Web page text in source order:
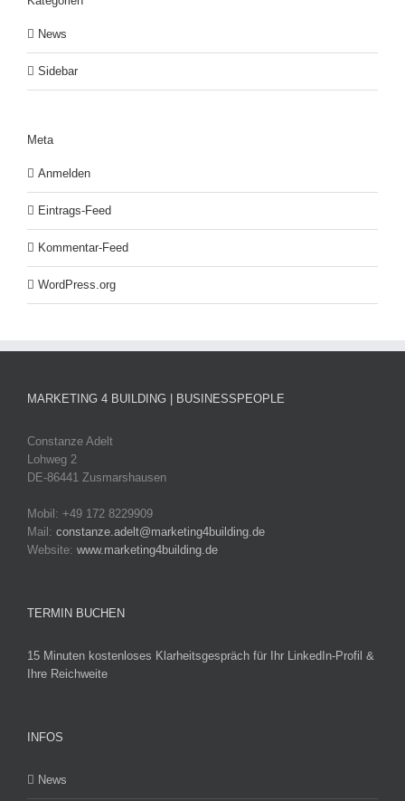
News
Sidebar
Meta
Anmelden
Eintrags-Feed
Kommentar-Feed
WordPress.org
MARKETING 4 BUILDING | BUSINESSPEOPLE
Constanze Adelt
Lohweg 2
DE-86441 Zusmarshausen
Mobil: +49 172 8229909
Mail: constanze.adelt@marketing4building.de
Website: www.marketing4building.de
TERMIN BUCHEN
15 Minuten kostenloses Klarheitsgespräch für Ihr LinkedIn-Profil &
Ihre Reichweite
INFOS
News